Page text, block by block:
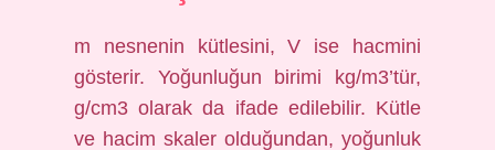
m nesnenin kütlesini, V ise hacmini
gösterir. Yoğunluğun birimi kg/m3’tür,
g/cm3 olarak da ifade edilebilir. Kütle
ve hacim skaler olduğundan, yoğunluk